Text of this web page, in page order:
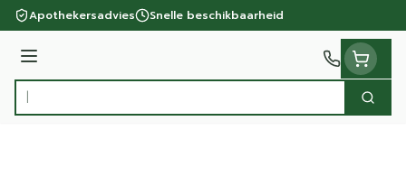
Ga naar de inhoud
Apothekersadvies Snelle beschikbaarheid
Menu
Product, merk, categorie...
Zoek